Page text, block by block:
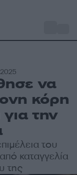
να
κόρη
την
του
καταγγελία
της